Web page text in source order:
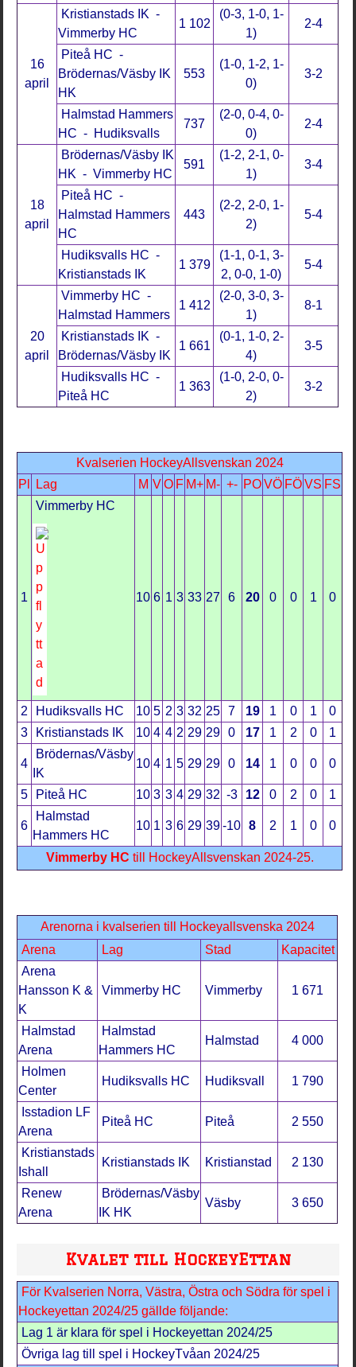
16
april
Kristianstads IK -
Vimmerby HC
1 102
(0-3, 1-0, 1-
1)
2-4
Piteå HC -
Brödernas/Väsby IK
HK
553
(1-0, 1-2, 1-
0)
3-2
Halmstad Hammers
HC - Hudiksvalls
737
(2-0, 0-4, 0-
0)
2-4
18
april
Brödernas/Väsby IK
HK - Vimmerby HC
591
(1-2, 2-1, 0-
1)
3-4
Piteå HC -
Halmstad Hammers
HC
443
(2-2, 2-0, 1-
2)
5-4
Hudiksvalls HC -
Kristianstads IK
1 379
(1-1, 0-1, 3-
2, 0-0, 1-0)
5-4
20
april
Vimmerby HC -
Halmstad Hammers
1 412
(2-0, 3-0, 3-
1)
8-1
Kristianstads IK -
Brödernas/Väsby IK
1 661
(0-1, 1-0, 2-
4)
3-5
Hudiksvalls HC -
Piteå HC
1 363
(1-0, 2-0, 0-
2)
3-2
Kvalserien HockeyAllsvenskan 2024
Pl
Lag M V O F M+ M- +- PO VÖ FÖ VS FS
1
Vimmerby HC
10 6 1 3 33 27 6 20 0 0 1 0
2 Hudiksvalls HC 10 5 2 3 32 25 7 19 1 0 1
0
3
Kristianstads IK 10 4 4 2 29 29 0 17 1 2 0 1
4
Brödernas/Väsby
IK
10 4 1 5 29 29 0 14 1 0 0 0
5 Piteå HC 10 3 3 4 29 32 -3 12 0 2 0 1
6
Halmstad
Hammers HC
10 1 3 6 29 39 -10 8 2 1 0 0
Vimmerby HC til l HockeyAllsvenskan 2024-25.
Arenorna i kvalserien till Hockeyallsvenska 2024
Arena
Lag Stad
Kapacitet
Arena
Hansson K &
K
Vimmerby HC Vimmerby 1 671
Halmstad
Arena
Halmstad
Hammers HC
Halmstad 4 000
Holmen
Center
Hudiksvalls HC Hudiksvall 1 790
Isstadion LF
Arena
Piteå HC Piteå 2 550
Kristianstads
Ishall
Kristianstads IK Kristianstad 2 130
Renew
Arena
Brödernas/Väsby
IK HK
Väsby 3 650
Kvalet till HockeyEttan
För Kvalserien Norra, Västra, Östra och Södra för spel i
Hockeyettan 2024/25 gällde följande:
Lag 1 är klara för spel i Hockeyettan 2024/25
Övriga lag till spel i HockeyTvåan 2024/25